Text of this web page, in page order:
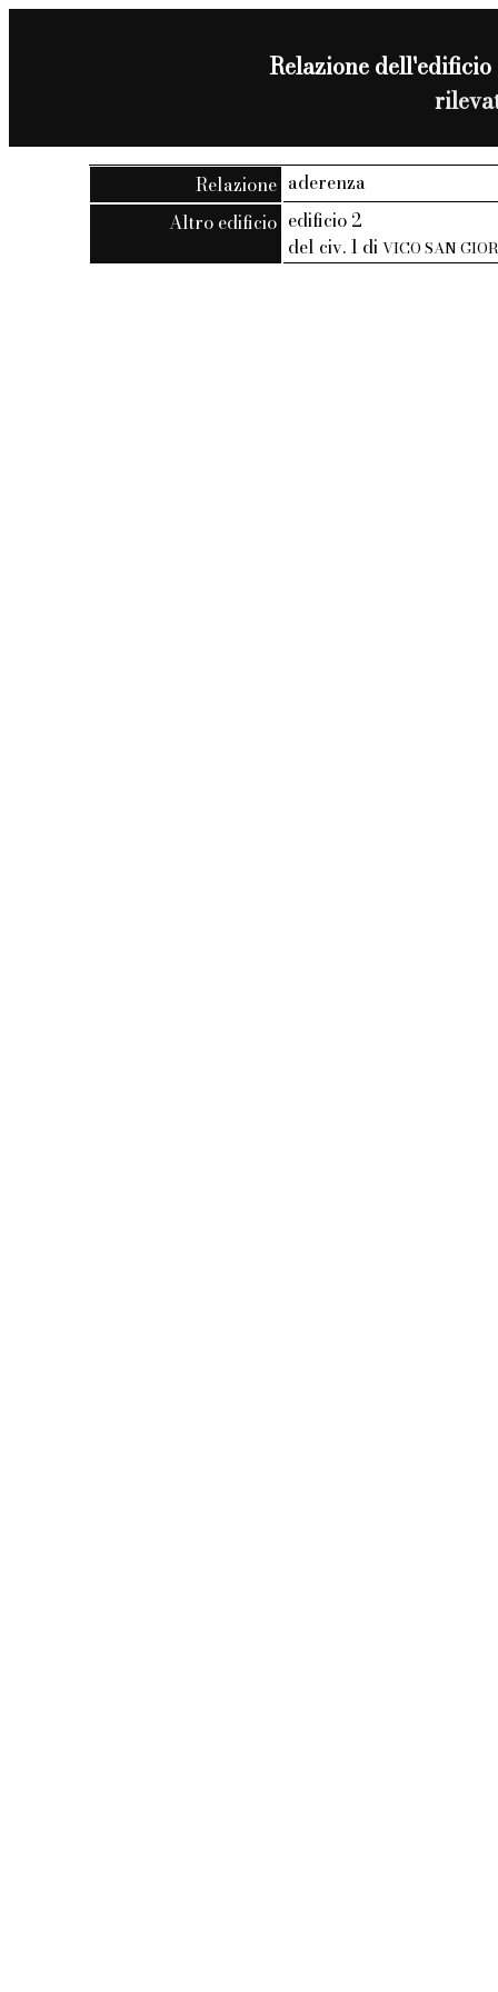
Relazione
Relazione aderenza
Altro edificio edificio 2
del civ. 1 diVICO SAN